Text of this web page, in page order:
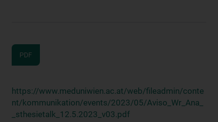
PDF
https://www.meduniwien.ac.at/web/fileadmin/conte
nt/kommunikation/events/2023/05/Aviso_Wr_Ana_
_sthesietalk_12.5.2023_v03.pdf